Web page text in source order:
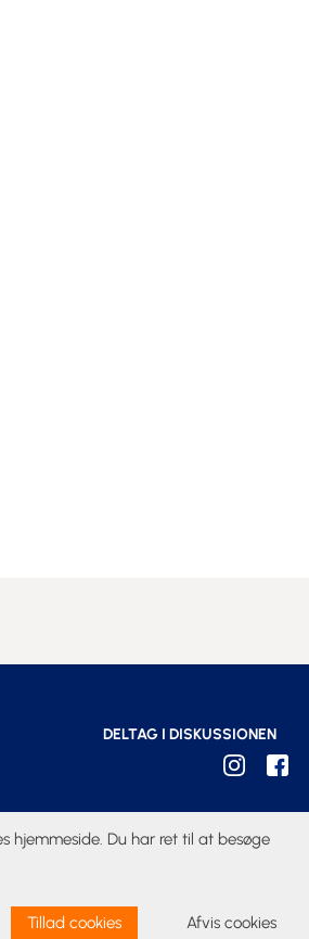
hjemmeside. Du har ret til at besøge
Afvis cookies
Tillad cookies
DELTAG I DISKUSSIONEN